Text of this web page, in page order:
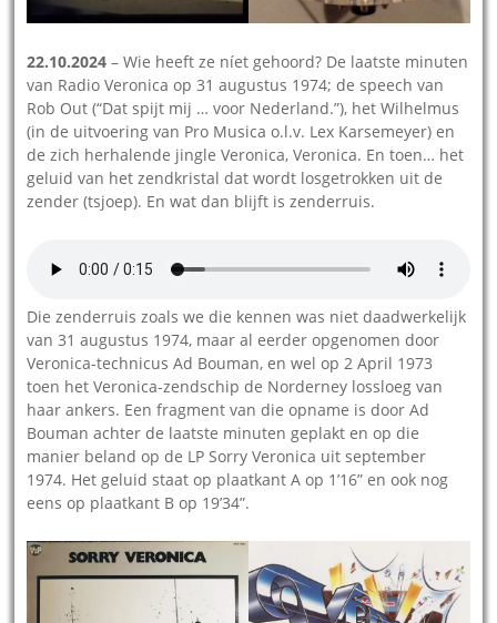
22.10.2024 – Wie heeft ze níet gehoord? De laatste minuten
van Radio Veronica op 31 augustus 1974; de speech van
Rob Out (“Dat spijt mij … voor Nederland.”), het Wilhelmus
(in de uitvoering van Pro Musica o.l.v. Lex Karsemeyer) en
de zich herhalende jingle Veronica, Veronica. En toen… het
geluid van het zendkristal dat wordt losgetrokken uit de
zender (tsjoep). En wat dan blijft is zenderruis.
Die zenderruis zoals we die kennen was niet daadwerkelijk
van 31 augustus 1974, maar al eerder opgenomen door
Veronica-technicus Ad Bouman, en wel op 2 April 1973
toen het Veronica-zendschip de Norderney lossloeg van
haar ankers. Een fragment van die opname is door Ad
Bouman achter de laatste minuten geplakt en op die
manier beland op de LP Sorry Veronica uit september
1974. Het geluid staat op plaatkant A op 1’16” en ook nog
eens op plaatkant B op 19’34”.